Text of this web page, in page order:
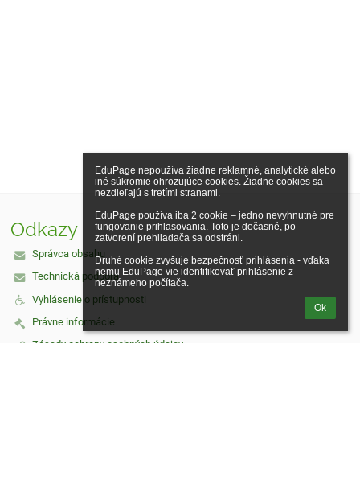
EduPage nepoužíva žiadne reklamné, analytické alebo
iné súkromie ohrozujúce cookies. Žiadne cookies sa
nezdieľajú s tretími stranami.
EduPage používa iba 2 cookie – jedno nevyhnutné pre
fungovanie prihlasovania. Toto je dočasné, po
zatvorení prehliadača sa odstráni.
Druhé cookie zvyšuje bezpečnosť prihlásenia - vďaka
nemu EduPage vie identifikovať prihlásenie z
neznámeho počítača.
Ok
Odkazy
Správca obsahu
Technická podpora
Vyhlásenie o prístupnosti
Právne informácie
Zásady ochrany osobných údajov